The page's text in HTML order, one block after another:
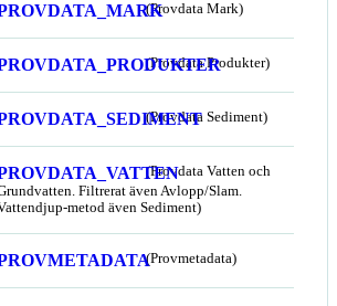
(Provdata Mark)
(Provdata Produkter)
(Provdata Sediment)
(Provdata Vatten och
Filtrerat även Avlopp/Slam.
metod även Sediment)
(Provmetadata)